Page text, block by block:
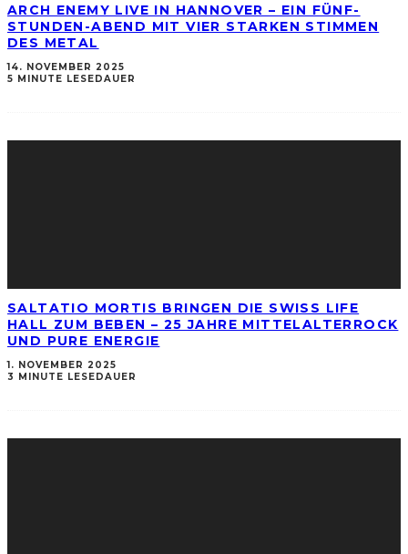
ARCH ENEMY LIVE IN HANNOVER – EIN FÜNF-
STUNDEN-ABEND MIT VIER STARKEN STIMMEN
DES METAL
14. NOVEMBER 2025
5 MINUTE LESEDAUER
SALTATIO MORTIS BRINGEN DIE SWISS LIFE
HALL ZUM BEBEN – 25 JAHRE MITTELALTERROCK
UND PURE ENERGIE
1. NOVEMBER 2025
3 MINUTE LESEDAUER